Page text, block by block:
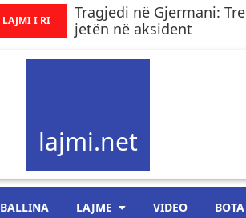
LAJMI I RI
Tragjedi në Gjermani:
jetën në aksident
lajmi.net
BALLINA LAJME VIDEO BOTA